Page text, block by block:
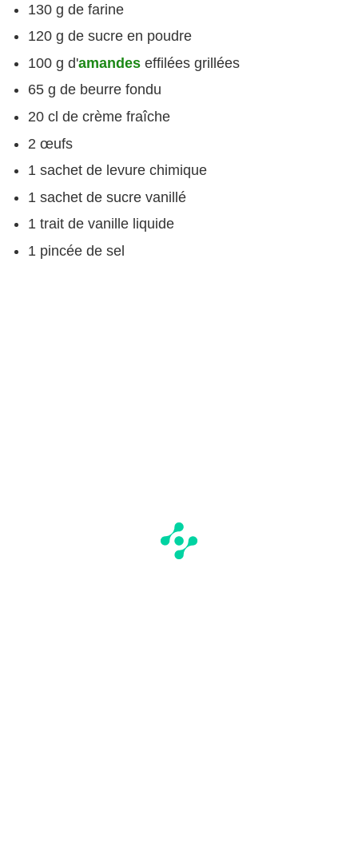
130 g de farine
120 g de sucre en poudre
100 g d'amandeseffilées grillées
65 g de beurre fondu
20 cl de crème fraîche
2 œufs
1 sachet de levure chimique
1 sachet de sucre vanillé
1 trait de vanille liquide
1 pincée de sel